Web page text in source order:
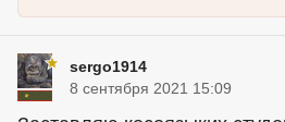
sergo1914
8 сентября 2021 15:09